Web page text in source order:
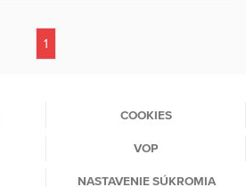
1
COOKIES
VOP
NASTAVENIE SÚKROMIA